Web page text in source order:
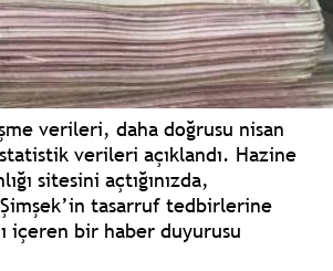
verileri, daha doğrusu nisan
verileri açıklandı. Hazine
sitesini açtığınızda,
’in tasarruf tedbirlerine
içeren bir haber duyurusu